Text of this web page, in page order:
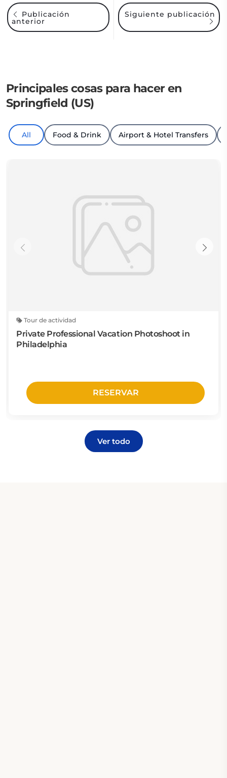
Siguiente publicación
Publicación
anterior
Principales cosas para hacer en
Springfield (US)
All Food & Drink Airport & Hotel Transfers
Tour de actividad
Private Professional Vacation Photoshoot in
Philadelphia
RESERVAR
Ver todo